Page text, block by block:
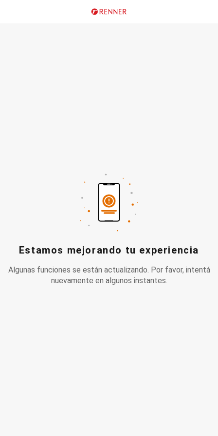
Estamos mejorando tu experiencia
Algunas funciones se están actualizando. Por favor, intentá
nuevamente en algunos instantes.